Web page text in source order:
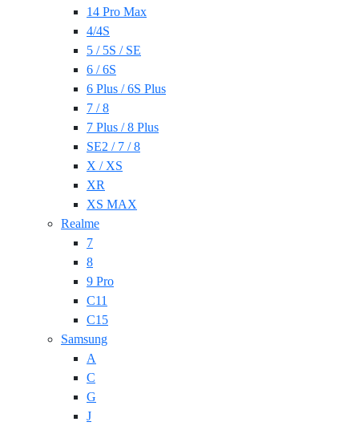
14 Pro Max
4/4S
5 / 5S / SE
6 / 6S
6 Plus / 6S Plus
7 / 8
7 Plus / 8 Plus
SE2 / 7 / 8
X / XS
XR
XS MAX
Realme
7
8
9 Pro
C11
C15
Samsung
A
C
G
J